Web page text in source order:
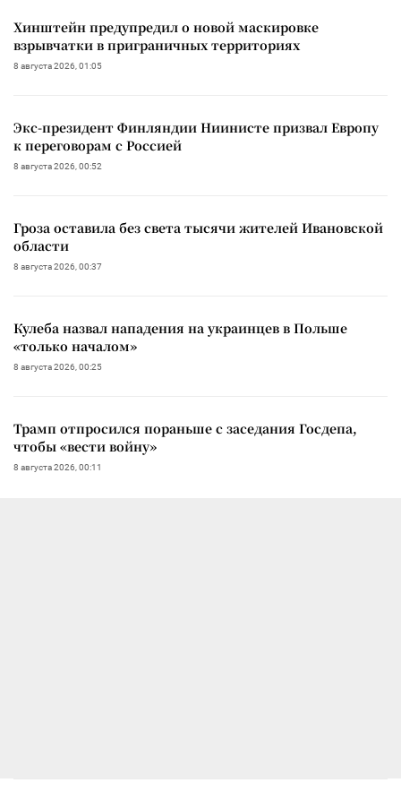
Хинштейн предупредил о новой маскировке
взрывчатки в приграничных территориях
8 августа 2026, 01:05
Экс-президент Финляндии Ниинисте призвал Европу
к переговорам с Россией
8 августа 2026, 00:52
Гроза оставила без света тысячи жителей Ивановской
области
8 августа 2026, 00:37
Кулеба назвал нападения на украинцев в Польше
«только началом»
8 августа 2026, 00:25
Трамп отпросился пораньше с заседания Госдепа,
чтобы «вести войну»
8 августа 2026, 00:11